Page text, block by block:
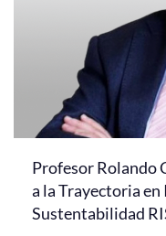
Profesor Rolando
a la Trayectoria
Sustentabilidad